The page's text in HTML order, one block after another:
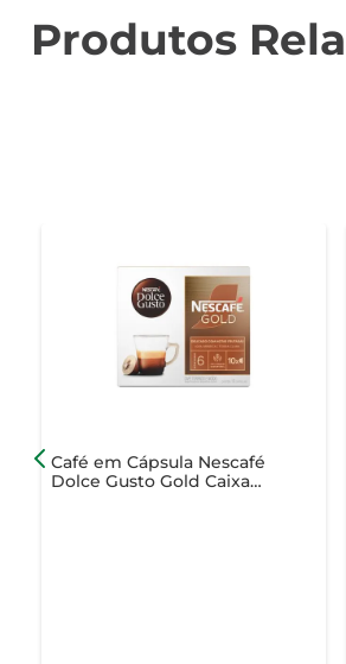
Produtos
Café em Cápsula Nescafé
Dolce Gusto Gold Caixa